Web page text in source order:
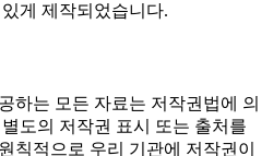
게 제작되었습니다.
하는 모든 자료는 저작권법에 의
도의 저작권 표시 또는 출처를
칙적으로 우리 기관에 저작권이